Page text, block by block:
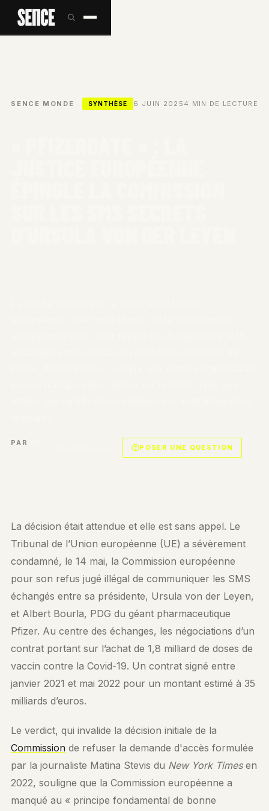
SENCE MONDE SYNTHÈSE 6 JUIN 2025 4 MIN DE LECTURE
PAR
POSER UNE QUESTION
La décision était attendue et elle est sans appel. Le
Tribunal de l’Union européenne (UE) a sévèrement
condamné, le 14 mai, la Commission européenne
pour son refus jugé illégal de communiquer les SMS
échangés entre sa présidente, Ursula von der Leyen,
et Albert Bourla, PDG du géant pharmaceutique
Pfizer. Au centre des échanges, les négociations d’un
contrat portant sur l’achat de 1,8 milliard de doses de
vaccin contre la Covid-19. Un contrat signé entre
janvier 2021 et mai 2022 pour un montant estimé à 35
milliards d’euros.
Le verdict, qui invalide la décision initiale de la
Commission de refuser la demande d'accès formulée
par la journaliste Matina Stevis du New York Timesen
2022, souligne que la Commission européenne a
manqué au « principe fondamental de bonne